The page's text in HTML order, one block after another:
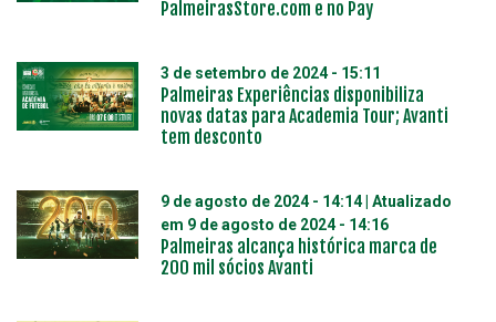
PalmeirasStore.com e no Pay
3 de setembro de 2024 - 15:11
Palmeiras Experiências disponibiliza
novas datas para Academia Tour; Avanti
tem desconto
9 de agosto de 2024 - 14:14| Atualizado
em 9 de agosto de 2024 - 14:16
Palmeiras alcança histórica marca de
200 mil sócios Avanti